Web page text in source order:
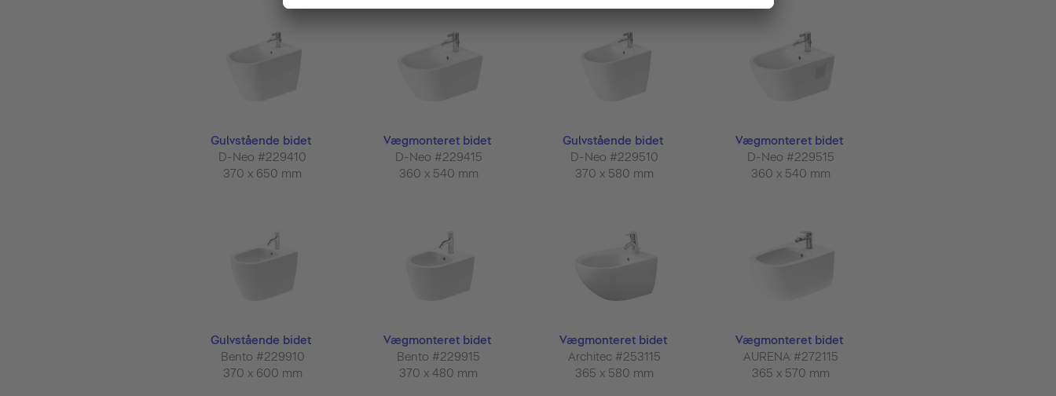
Gulvstående bidet
D-Neo #229410
370 x 650 mm
Vægmonteret bidet
D-Neo #229415
360 x 540 mm
Gulvstående bidet
D-Neo #229510
370 x 580 mm
Vægmonteret bidet
D-Neo #229515
360 x 540 mm
Gulvstående bidet
Bento #229910
370 x 600 mm
Vægmonteret bidet
Bento #229915
370 x 480 mm
Vægmonteret bidet
Architec #253115
365 x 580 mm
Vægmonteret bidet
AURENA #272115
365 x 570 mm